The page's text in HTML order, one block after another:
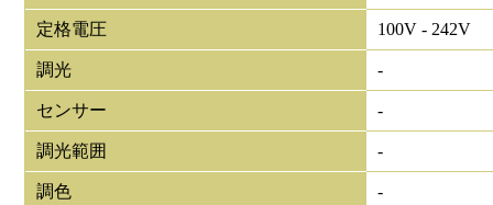
定格電圧 100V - 242V
調光 -
センサー -
調光範囲 -
調色 -